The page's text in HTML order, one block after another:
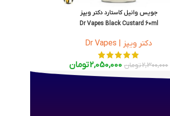
جویس وانیل کاستارد دکتر ویپز
Dr Vapes Black Custard 60ml
دکتر ویپز | Dr Vapes
2,300,000تومان 2,050,000تومان